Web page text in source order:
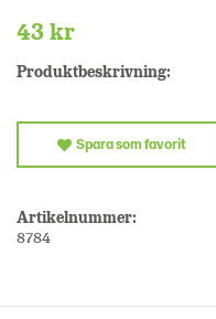
43 kr
Produktbeskrivning:
Spara som favorit
Artikelnummer:
8784